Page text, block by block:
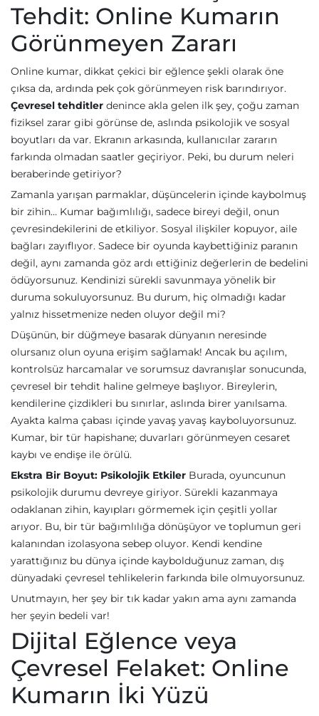
Tehdit: Online Kumarın
Görünmeyen Zararı
Online kumar, dikkat çekici bir eğlence şekli olarak öne
çıksa da, ardında pek çok görünmeyen risk barındırıyor.
Çevresel tehditler denince akla gelen ilk şey, çoğu zaman
fiziksel zarar gibi görünse de, aslında psikolojik ve sosyal
boyutları da var. Ekranın arkasında, kullanıcılar zararın
farkında olmadan saatler geçiriyor. Peki, bu durum neleri
beraberinde getiriyor?
Zamanla yarışan parmaklar, düşüncelerin içinde kaybolmuş
bir zihin… Kumar bağımlılığı, sadece bireyi değil, onun
çevresindekilerini de etkiliyor. Sosyal ilişkiler kopuyor, aile
bağları zayıflıyor. Sadece bir oyunda kaybettiğiniz paranın
değil, aynı zamanda göz ardı ettiğiniz değerlerin de bedelini
ödüyorsunuz. Kendinizi sürekli savunmaya yönelik bir
duruma sokuluyorsunuz. Bu durum, hiç olmadığı kadar
yalnız hissetmenize neden oluyor değil mi?
Düşünün, bir düğmeye basarak dünyanın neresinde
olursanız olun oyuna erişim sağlamak! Ancak bu açılım,
kontrolsüz harcamalar ve sorumsuz davranışlar sonucunda,
çevresel bir tehdit haline gelmeye başlıyor. Bireylerin,
kendilerine çizdikleri bu sınırlar, aslında birer yanılsama.
Ayakta kalma çabası içinde yavaş yavaş kayboluyorsunuz.
Kumar, bir tür hapishane; duvarları görünmeyen cesaret
kaybı ve endişe ile örülü.
Ekstra Bir Boyut: Psikolojik Etkiler Burada, oyuncunun
psikolojik durumu devreye giriyor. Sürekli kazanmaya
odaklanan zihin, kayıpları görmemek için çeşitli yollar
arıyor. Bu, bir tür bağımlılığa dönüşüyor ve toplumun geri
kalanından izolasyona sebep oluyor. Kendi kendine
yarattığınız bu dünya içinde kaybolduğunuz zaman, dış
dünyadaki çevresel tehlikelerin farkında bile olmuyorsunuz.
Unutmayın, her şey bir tık kadar yakın ama aynı zamanda
her şeyin bedeli var!
Dijital Eğlence veya
Çevresel Felaket: Online
Kumarın İki Yüzü